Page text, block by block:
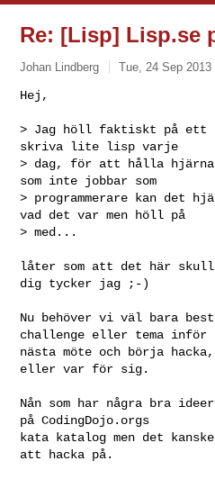
Re: [Lisp] Lisp.se
Johan Lindberg Tue, 24 Sep 2013
Hej,
> Jag höll faktiskt på ett
skriva lite lisp varje
> dag, för att hålla
som inte jobbar som
> programmerare kan det
vad det var men höll på
> med...
låter som att det här
dig tycker jag ;-)
Nu behöver vi väl bara
challenge eller tema inför
nästa möte och börja
eller var för sig.
Nån som har några bra
på CodingDojo.orgs
kata katalog men det
att hacka på.